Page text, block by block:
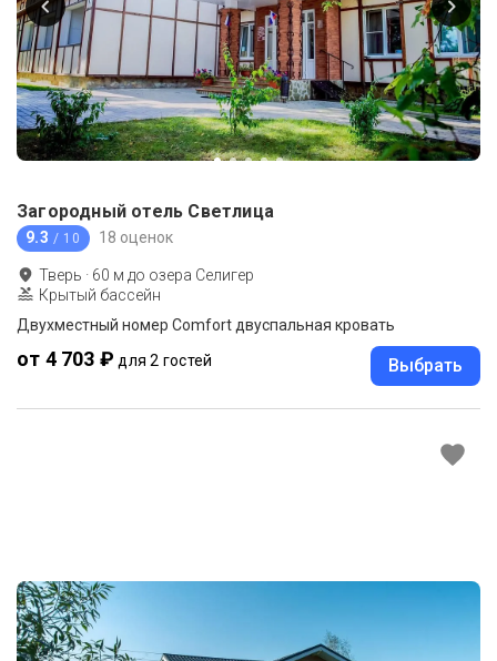
Загородный отель Светлица
9.3 / 10 18 оценок
Тверь · 60 м до озера Селигер
Крытый бассейн
Двухместный номер Comfort двуспальная кровать
от 4 703 ₽ для 2 гостей Выбрать